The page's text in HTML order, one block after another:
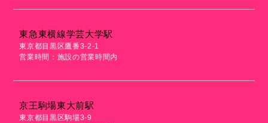
東急東横線学芸大学駅
東京都目黒区鷹番3-2-1
営業時間：施設の営業時間内
京王駒場東大前駅
東京都目黒区駒場3-9